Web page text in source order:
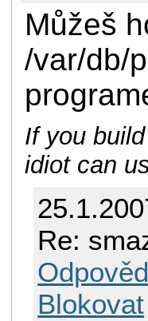
Můžeš
/var/db/
If you
idiot can
Re:
Blokovat